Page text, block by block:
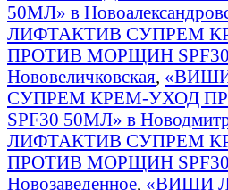
50МЛ» в
ЛИФТАКТИВ СУПРЕМ
ПРОТИВ МОРЩИН
Нововеличковская,
СУПРЕМ КРЕМ-УХОД
SPF30 50МЛ» в
ЛИФТАКТИВ СУПРЕМ
ПРОТИВ МОРЩИН
Новозаведенное, «ВИШИ